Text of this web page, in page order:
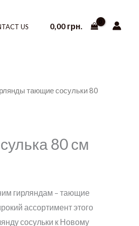
US 0,00 грн.
тающие сосульки 80
80 см
гирляндам – тающие
ассортимент этого
сосульки к Новому